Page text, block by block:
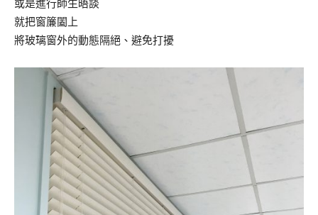
就把窗簾闔上
將玻璃窗外的動態隔絕、避免打擾